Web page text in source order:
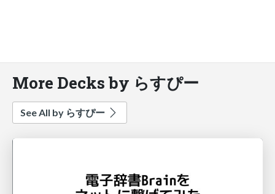
More Decks by らすぴー
See All by らすぴー